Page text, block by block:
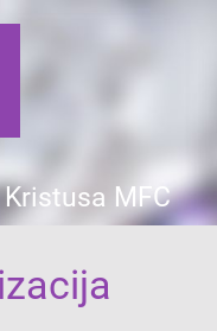
MFC